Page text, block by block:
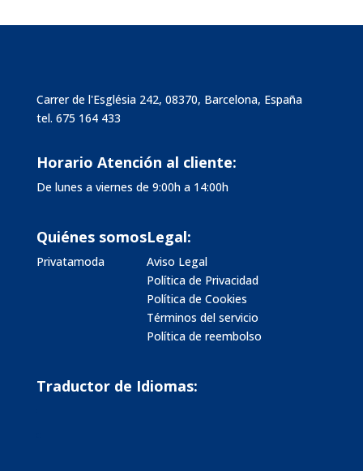
Carrer de l'Església 242, 08370, Barcelona, España
tel. 675 164 433
Horario Atención al cliente:
De lunes a viernes de 9:00h a 14:00h
Quiénes somos
Privatamoda
Legal:
Aviso Legal
Política de Privacidad
Política de Cookies
Términos del servicio
Política de reembolso
Traductor de Idiomas: